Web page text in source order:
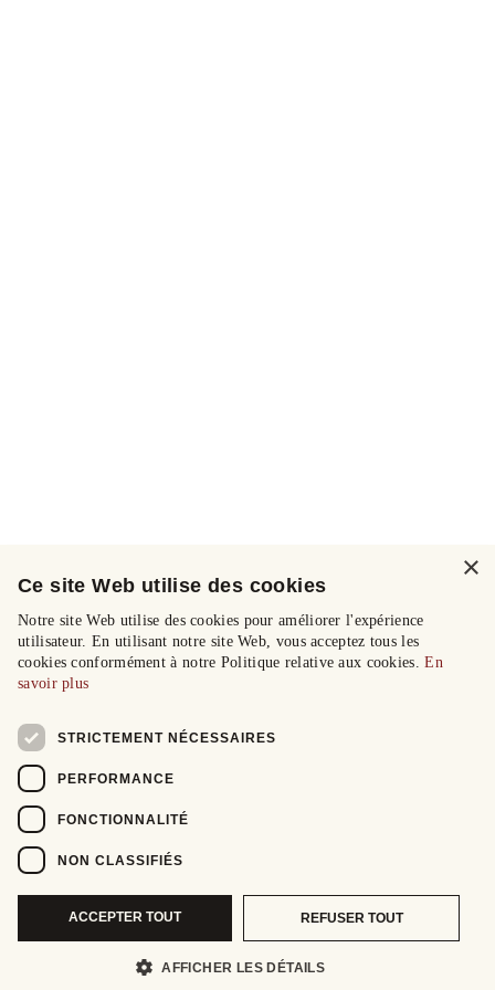
×
Ce site Web utilise des cookies
Notre site Web utilise des cookies pour améliorer l'expérience
utilisateur. En utilisant notre site Web, vous acceptez tous les
cookies conformément à notre Politique relative aux cookies.En
savoir plus
STRICTEMENT NÉCESSAIRES
PERFORMANCE
FONCTIONNALITÉ
NON CLASSIFIÉS
ACCEPTER TOUT REFUSER TOUT
AFFICHER LES DÉTAILS